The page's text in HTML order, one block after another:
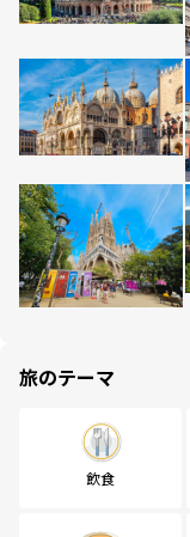
旅のテーマ
飲食